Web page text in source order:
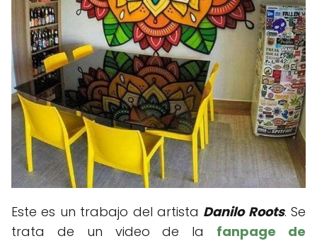
Este es un trabajo del artista Danilo Roots. Se
trata de un video de la fanpage de